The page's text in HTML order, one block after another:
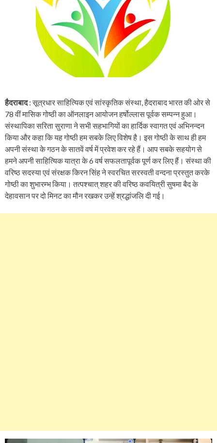
हैदराबाद: सूत्रधार साहित्यिक एवं सांस्कृतिक संस्था, हैदराबाद भारत की ओर से
78 वीं मासिक गोष्ठी का ऑनलाइन आयोजन हर्षोल्लास पूर्वक सम्पन्न हुआ।
संस्थापिका सरिता सुराणा ने सभी सहभागियों का हार्दिक स्वागत एवं अभिनन्दन
किया और कहा कि यह गोष्ठी हम सबके लिए विशेष है। इस गोष्ठी के साथ ही हम
अपनी संस्था के गठन के सातवें वर्ष में प्रवेश कर रहे हैं। आप सबके सहयोग से
हमने अपनी साहित्यिक यात्रा के 6 वर्ष सफलतापूर्वक पूर्ण कर लिए हैं। संस्था की
वरिष्ठ सदस्या एवं संरक्षक किरन सिंह ने स्वरचित सरस्वती वन्दना प्रस्तुत करके
गोष्ठी का शुभारम्भ किया। तत्पश्चात् शहर की वरिष्ठ कवयित्री सुषमा बैद के
देहावसान पर दो मिनट का मौन रखकर उन्हें श्रद्धांजलि दी गई।